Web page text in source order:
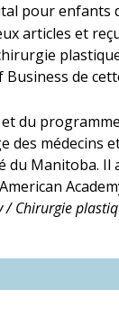
pour
articles et
de
du
médecins
Manitoba. Il
/ Chirurgie